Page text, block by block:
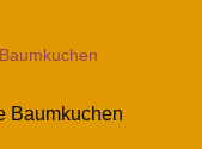
Baumkuchen